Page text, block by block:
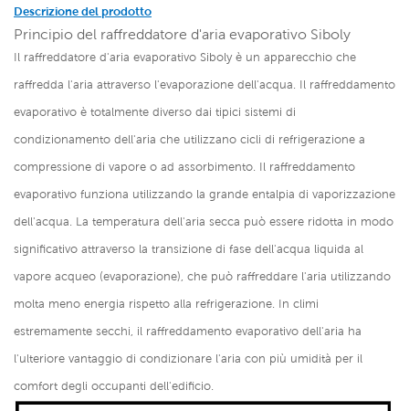
Descrizione del prodotto
Principio del raffreddatore d'aria evaporativo Siboly
Il raffreddatore d'aria evaporativo Siboly è un apparecchio che
raffredda l'aria attraverso l'evaporazione dell'acqua. Il raffreddamento
evaporativo è totalmente diverso dai tipici sistemi di
condizionamento dell'aria che utilizzano cicli di refrigerazione a
compressione di vapore o ad assorbimento. Il raffreddamento
evaporativo funziona utilizzando la grande entalpia di vaporizzazione
dell'acqua. La temperatura dell'aria secca può essere ridotta in modo
significativo attraverso la transizione di fase dell'acqua liquida al
vapore acqueo (evaporazione), che può raffreddare l'aria utilizzando
molta meno energia rispetto alla refrigerazione. In climi
estremamente secchi, il raffreddamento evaporativo dell'aria ha
l'ulteriore vantaggio di condizionare l'aria con più umidità per il
comfort degli occupanti dell'edificio.